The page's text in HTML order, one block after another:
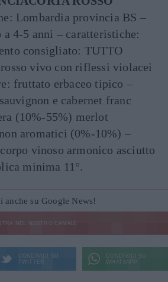
Lombardia provincia BS –
4-5 anni – caratteristiche:
consigliato: TUTTO
vivo con riflessi violacei
fruttato erbaceo tipico –
e cabernet franc
(10%-55%) merlot
aromatici (0%-10%) –
vinoso armonico asciutto
minima 11°.
anche su Google News!
NEL NOSTRO CANALE
CONDIVIDI SU
TWITTER
CONDIVIDI SU
WHATSAPP